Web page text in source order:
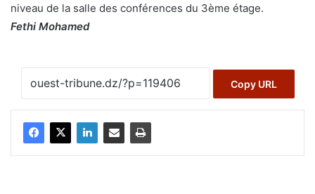
niveau de la salle des conférences du 3ème étage.
Fethi Mohamed
Copy URL